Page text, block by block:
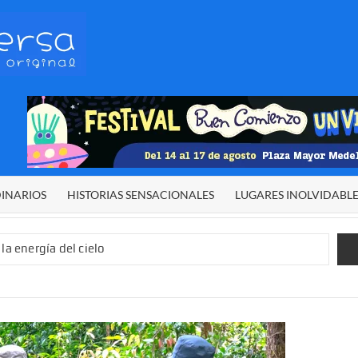
original
HISTORIAS SENSACIONALES LUGARES
energía del cielo
de El Niño”
alcanzar